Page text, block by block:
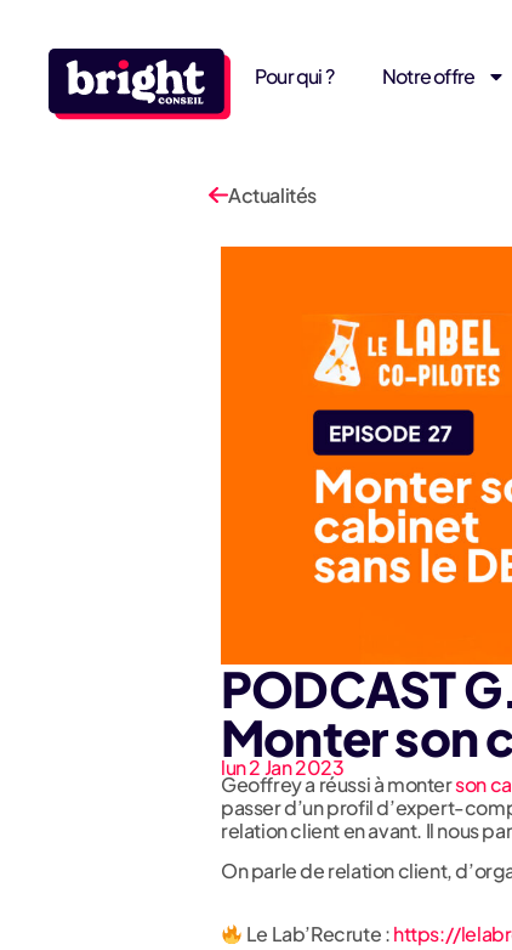
Pour qui ? Notre offre
Actualités
PODCAST
Monter son
lun 2 Jan 2023
Geoffrey a réussi à monterson
passer d’un profil d’expert-
relation client en avant. Il nous
On parle de relation client,
Le Lab’Recrute :https://